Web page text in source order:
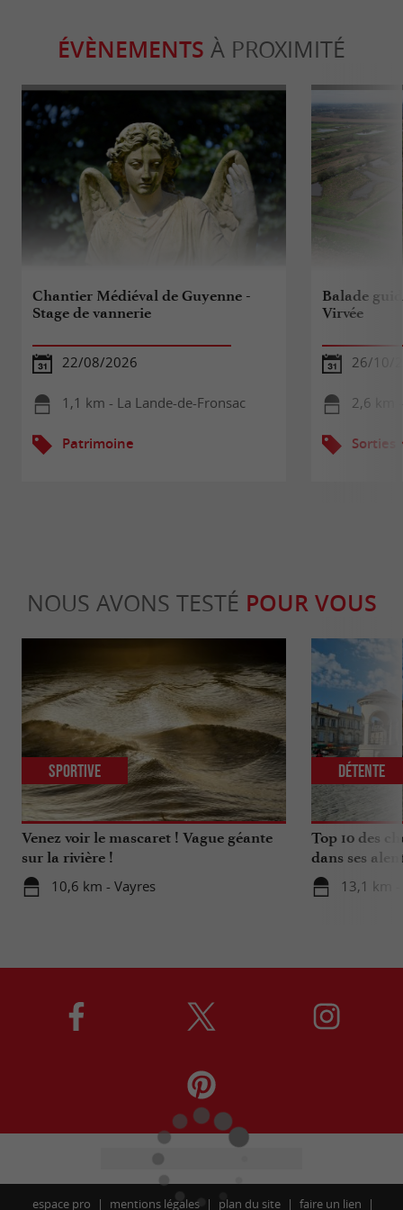
ÉVÈNEMENTS À PROXIMITÉ
Chantier Médiéval de Guyenne -
Stage de vannerie
22/08/2026
1,1 km - La Lande-de-Fronsac
Patrimoine
Balade
Virvée
26/10/
2,6 km
Sorties
NOUS AVONS TESTÉ POUR VOUS
Venez voir le mascaret ! Vague géante
sur la rivière !
10,6 km - Vayres
Sportive
Top 10 des
dans ses
13,1 km
Détente
espace pro mentions légales plan du site faire un lien